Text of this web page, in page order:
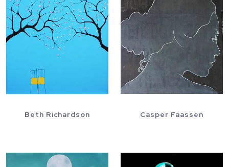
Beth Richardson Casper Faassen